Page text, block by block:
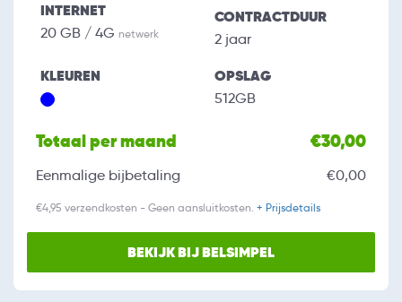
INTERNET
20 GB / 4G netwerk
CONTRACTDUUR
2 jaar
KLEUREN OPSLAG
512GB
Totaal per maand €30,00
Eenmalige bijbetaling €0,00
€4,95 verzendkosten - Geen aansluitkosten. + Prijsdetails
BEKIJK BIJ BELSIMPEL